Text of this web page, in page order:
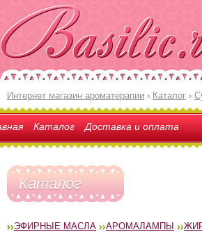
Интернет магазин ароматерапии › Каталог ›
Каталог Доставка и оплата
Каталог
ЭФИРНЫЕ МАСЛА АРОМАЛАМПЫ